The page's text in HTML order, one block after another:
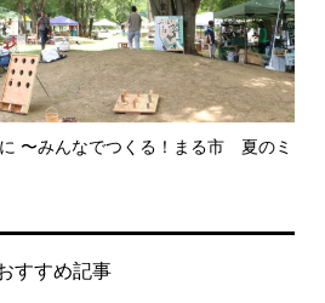
〜みんなでつくる！まる市 夏のミ
すすめ記事